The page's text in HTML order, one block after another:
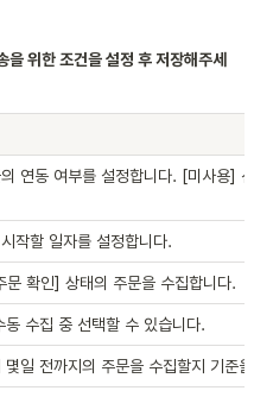
위한 조건을 설정 후 저장해주세
연동 여부를 설정합니다. [미사용] 선
작할 일자를 설정합니다.
문 확인] 상태의 주문을 수집합니다.
동 수집 중 선택할 수 있습니다.
몇일 전까지의 주문을 수집할지 기준을